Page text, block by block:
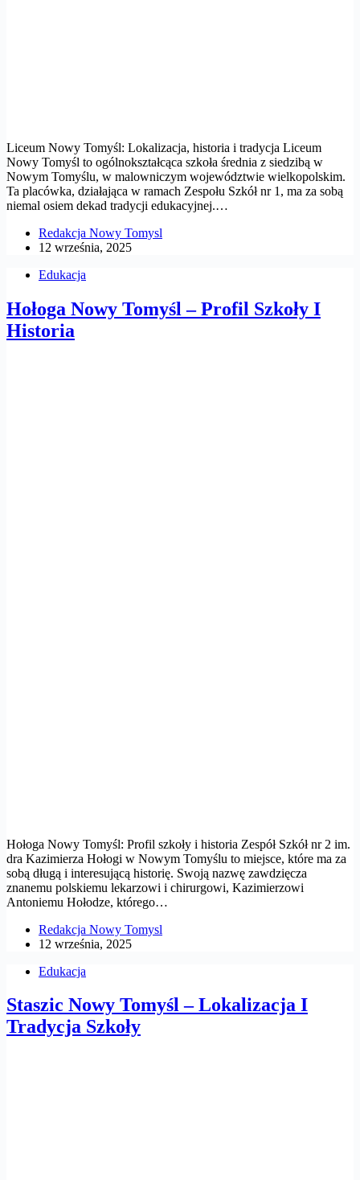
Liceum Nowy Tomyśl: Lokalizacja, historia i tradycja Liceum
Nowy Tomyśl to ogólnokształcąca szkoła średnia z siedzibą w
Nowym Tomyślu, w malowniczym województwie wielkopolskim.
Ta placówka, działająca w ramach Zespołu Szkół nr 1, ma za sobą
niemal osiem dekad tradycji edukacyjnej.…
Redakcja Nowy Tomysl
12 września, 2025
Edukacja
Hołoga Nowy Tomyśl – Profil Szkoły I
Historia
Hołoga Nowy Tomyśl: Profil szkoły i historia Zespół Szkół nr 2 im.
dra Kazimierza Hołogi w Nowym Tomyślu to miejsce, które ma za
sobą długą i interesującą historię. Swoją nazwę zawdzięcza
znanemu polskiemu lekarzowi i chirurgowi, Kazimierzowi
Antoniemu Hołodze, którego…
Redakcja Nowy Tomysl
12 września, 2025
Edukacja
Staszic Nowy Tomyśl – Lokalizacja I
Tradycja Szkoły